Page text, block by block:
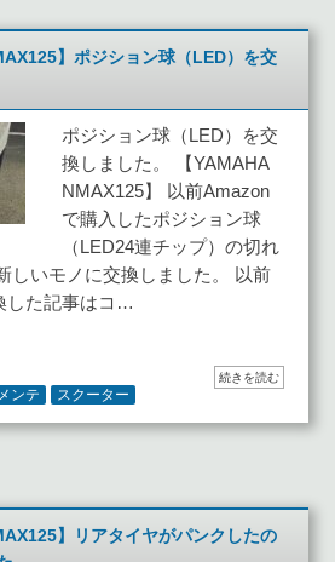
】ポジション球（LED）を交
ポジション球（LED）を交
換しました。 【YAMAHA
NMAX125】 以前Amazon
で購入したポジション球
（LED24連チップ）の切れ
しいモノに交換しました。 以前
した記事はコ…
ンテ スクーター
続きを読む
】リアタイヤがパンクしたの